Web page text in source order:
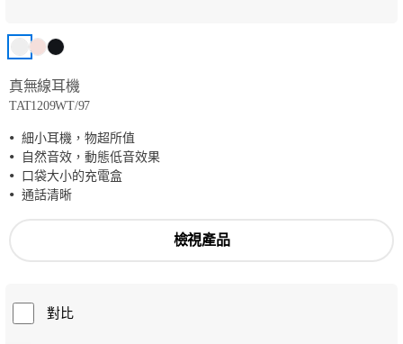
真無線耳機
TAT1209WT/97
細小耳機，物超所值
自然音效，動態低音效果
口袋大小的充電盒
通話清晰
檢視產品
對比